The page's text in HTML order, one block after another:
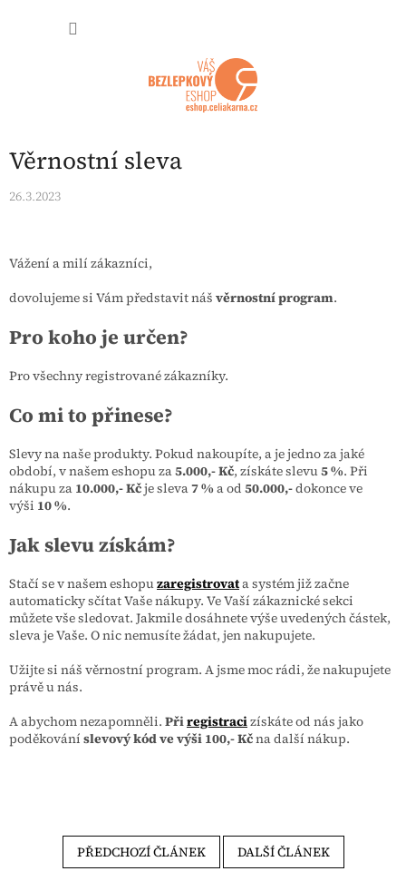
Věrnostní sleva
26.3.2023
Vážení a milí zákazníci,
dovolujeme si Vám představit náš věrnostní program.
Pro koho je určen?
Pro všechny registrované zákazníky.
Co mi to přinese?
Slevy na naše produkty. Pokud nakoupíte, a je jedno za jaké
období, v našem eshopu za5.000,- Kč, získáte slevu5 %. Při
nákupu za 10.000,- Kčje sleva7 %a od 50.000,-dokonce ve
výši 10 %.
Jak slevu získám?
Stačí se v našem eshopuzaregistrovata systém již začne
automaticky sčítat Vaše nákupy. Ve Vaší zákaznické sekci
můžete vše sledovat. Jakmile dosáhnete výše uvedených částek,
sleva je Vaše. O nic nemusíte žádat, jen nakupujete.
Užijte si náš věrnostní program. A jsme moc rádi, že nakupujete
právě u nás.
A abychom nezapomněli. Přiregistracizískáte od nás jako
poděkování slevový kód ve výši 100,- Kčna další nákup.
PŘEDCHOZÍ ČLÁNEK DALŠÍ ČLÁNEK